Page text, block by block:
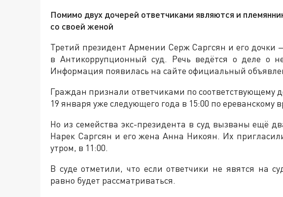
Помимо двух дочерей ответчиками являются и
со своей женой
Третий президент Армении Серж Саргсян и его
в Антикоррупционный суд. Речь ведётся о деле о
Информация появилась на сайте официальный
Граждан признали ответчиками по соответствующему
19 января уже следующего года в 15:00 по ереванскому
Но из семейства экс-президента в суд вызваны ещё
Нарек Саргсян и его жена Анна Никоян. Их
утром, в 11:00.
В суде отметили, что если ответчики не явятся на
равно будет рассматриваться.